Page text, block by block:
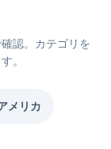
認。カテゴリを
。
メリカ